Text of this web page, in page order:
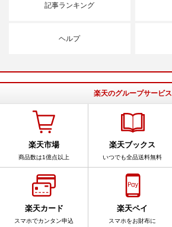
記事ランキング
ヘルプ
楽天のグループサービス
楽天市場
商品数は1億点以上
楽天ブックス
いつでも全品送料無料
楽天カード
スマホでカンタン申込
楽天ペイ
スマホをお財布に